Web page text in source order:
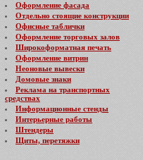
Оформление фасада
Отдельно стоящие конструкции
Офисные таблички
Оформление торговых залов
Широкоформатная печать
Оформление витрин
Неоновые вывески
Домовые знаки
Реклама на транспортных
средствах
Информационные стенды
Интерьерные работы
Штендеры
Щиты, перетяжки